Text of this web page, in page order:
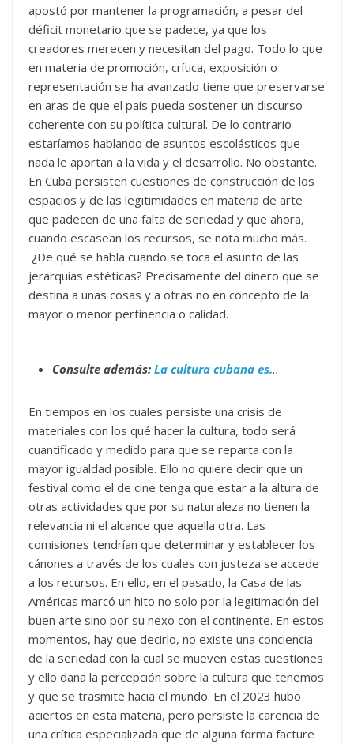
apostó por mantener la programación, a pesar del
déficit monetario que se padece, ya que los
creadores merecen y necesitan del pago. Todo lo que
en materia de promoción, crítica, exposición o
representación se ha avanzado tiene que preservarse
en aras de que el país pueda sostener un discurso
coherente con su política cultural. De lo contrario
estaríamos hablando de asuntos escolásticos que
nada le aportan a la vida y el desarrollo. No obstante.
En Cuba persisten cuestiones de construcción de los
espacios y de las legitimidades en materia de arte
que padecen de una falta de seriedad y que ahora,
cuando escasean los recursos, se nota mucho más.
¿De qué se habla cuando se toca el asunto de las
jerarquías estéticas? Precisamente del dinero que se
destina a unas cosas y a otras no en concepto de la
mayor o menor pertinencia o calidad.
Consulte además: La cultura cubana es...
En tiempos en los cuales persiste una crisis de
materiales con los qué hacer la cultura, todo será
cuantificado y medido para que se reparta con la
mayor igualdad posible. Ello no quiere decir que un
festival como el de cine tenga que estar a la altura de
otras actividades que por su naturaleza no tienen la
relevancia ni el alcance que aquella otra. Las
comisiones tendrían que determinar y establecer los
cánones a través de los cuales con justeza se accede
a los recursos. En ello, en el pasado, la Casa de las
Américas marcó un hito no solo por la legitimación del
buen arte sino por su nexo con el continente. En estos
momentos, hay que decirlo, no existe una conciencia
de la seriedad con la cual se mueven estas cuestiones
y ello daña la percepción sobre la cultura que tenemos
y que se trasmite hacia el mundo. En el 2023 hubo
aciertos en esta materia, pero persiste la carencia de
una crítica especializada que de alguna forma facture